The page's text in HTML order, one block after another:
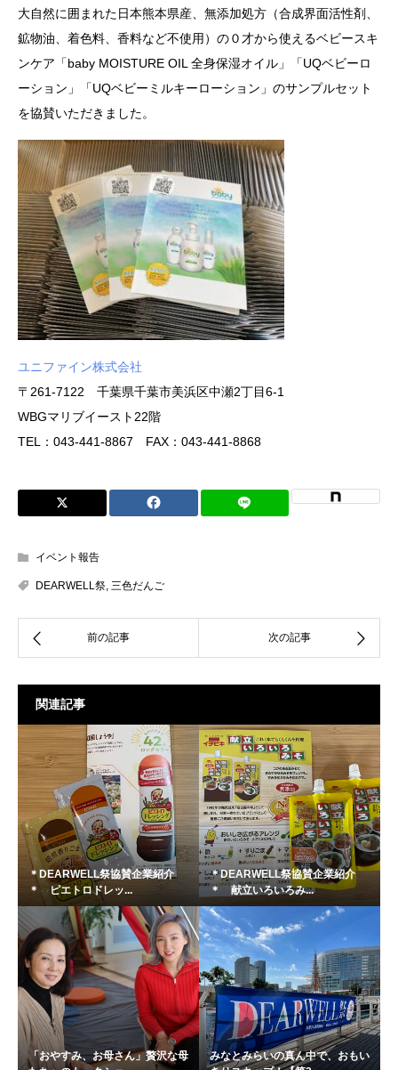
大自然に囲まれた日本熊本県産、無添加処方（合成界面活性剤、
鉱物油、着色料、香料など不使用）の０才から使えるベビースキ
ンケア「baby MOISTURE OIL 全身保湿オイル」「UQベビーロ
ーション」「UQベビーミルキーローション」のサンプルセット
を協賛いただきました。
ユニファイン株式会社
〒261-7122 千葉県千葉市美浜区中瀬2丁目6-1
WBGマリブイースト22階
TEL：043-441-8867 FAX：043-441-8868
イベント報告
DEARWELL祭, 三色だんご
関連記事
＊DEARWELL祭協賛企業紹介
＊ ピエトロドレッ...
＊DEARWELL祭協賛企業紹介
＊ 献立いろいろみ...
「おやすみ、お母さん」贅沢な母
みなとみらいの真ん中で、おもい